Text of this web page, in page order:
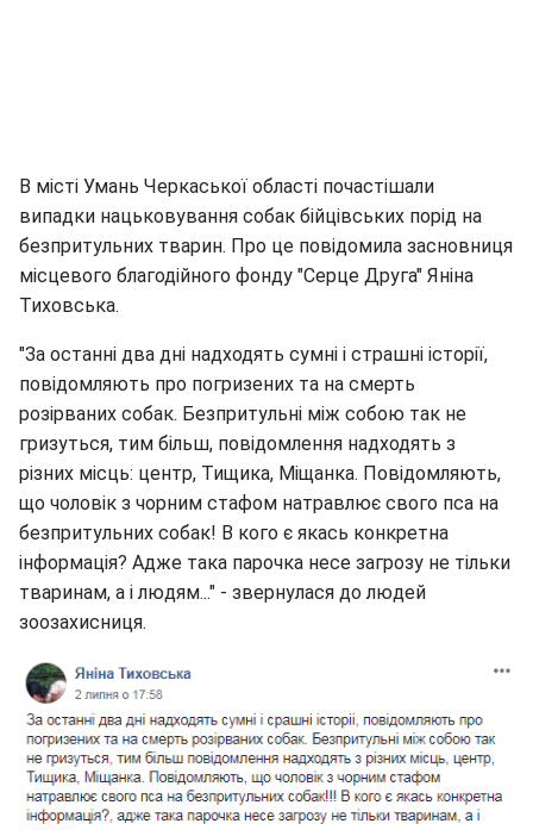
В місті Умань Черкаської області почастішали
випадки нацьковування собак бійцівських порід на
безпритульних тварин. Про це повідомила засновниця
місцевого благодійного фонду "Серце Друга" Яніна
Тиховська.
"За останні два дні надходять сумні і страшні історії,
повідомляють про погризених та на смерть
розірваних собак. Безпритульні між собою так не
гризуться, тим більш, повідомлення надходять з
різних місць: центр, Тищика, Міщанка. Повідомляють,
що чоловік з чорним стафом натравлює свого пса на
безпритульних собак! В кого є якась конкретна
інформація? Адже така парочка несе загрозу не тільки
тваринам, а і людям..." - звернулася до людей
зоозахисниця.